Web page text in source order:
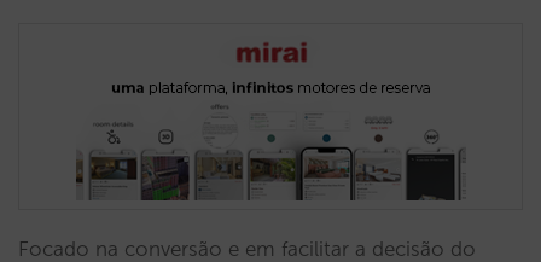
Focado na conversão e em facilitar a decisão do